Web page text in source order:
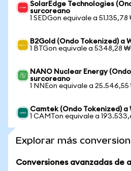
SolarEdge Technologies
surcoreano
1 SEDGon equivale a
B2Gold (Ondo Tokenized) a
1 BTGon equivale a 5348,28 ₩
NANO Nuclear Energy
surcoreano
1 NNEon equivale a
Camtek (Ondo Tokenized) a
1 CAMTon equivale a
Explorar más
Conversiones avanzadas de